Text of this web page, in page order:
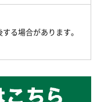
る場合があります。